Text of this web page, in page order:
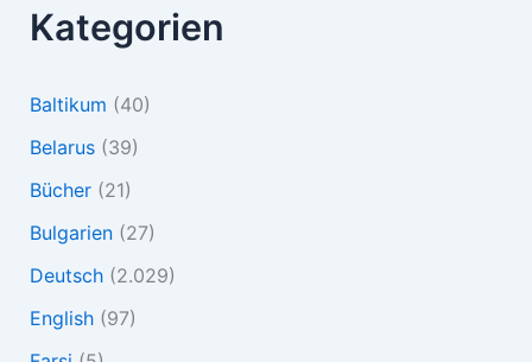
Kategorien
Baltikum (40)
Belarus(39)
Bücher(21)
Bulgarien(27)
Deutsch(2.029)
English(97)